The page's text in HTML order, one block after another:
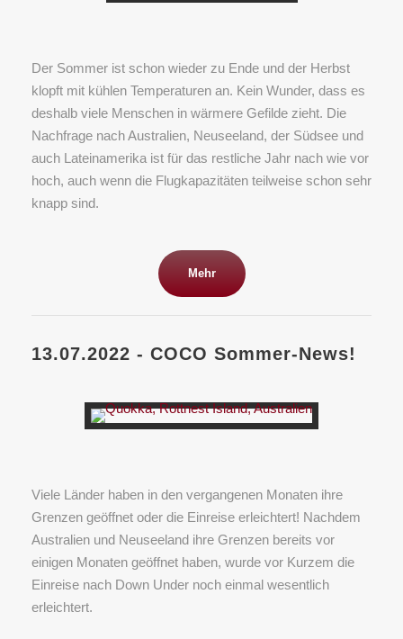
Der Sommer ist schon wieder zu Ende und der Herbst
klopft mit kühlen Temperaturen an. Kein Wunder, dass es
deshalb viele Menschen in wärmere Gefilde zieht. Die
Nachfrage nach Australien, Neuseeland, der Südsee und
auch Lateinamerika ist für das restliche Jahr nach wie vor
hoch, auch wenn die Flugkapazitäten teilweise schon sehr
knapp sind.
Mehr
13.07.2022 - COCO Sommer-News!
Viele Länder haben in den vergangenen Monaten ihre
Grenzen geöffnet oder die Einreise erleichtert! Nachdem
Australien und Neuseeland ihre Grenzen bereits vor
einigen Monaten geöffnet haben, wurde vor Kurzem die
Einreise nach Down Under noch einmal wesentlich
erleichtert.